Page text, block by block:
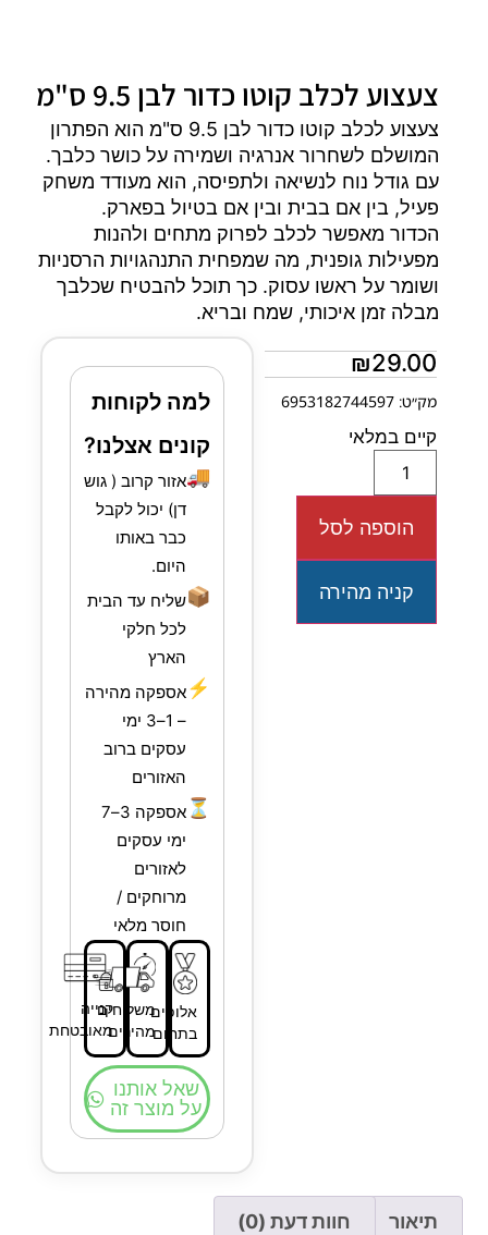
צעצוע לכלב קוטו כדור לבן 9.5 ס"מ
צעצוע לכלב קוטו כדור לבן 9.5 ס"מ הוא הפתרון
המושלם לשחרור אנרגיה ושמירה על כושר כלבך.
עם גודל נוח לנשיאה ולתפיסה, הוא מעודד משחק
פעיל, בין אם בבית ובין אם בטיול בפארק.
הכדור מאפשר לכלב לפרוק מתחים ולהנות
מפעילות גופנית, מה שמפחית התנהגויות הרסניות
ושומר על ראשו עסוק. כך תוכל להבטיח שכלבך
מבלה זמן איכותי, שמח ובריא.
₪29.00
מק״ט: 6953182744597
קיים במלאי
הוספה לסל
קניה מהירה
למה לקוחות
קונים אצלנו?
🚚אזור קרוב ( גוש
דן) יכול לקבל
כבר באותו
היום.
📦שליח עד הבית
לכל חלקי
הארץ
⚡אספקה מהירה
– 1–3 ימי
עסקים ברוב
האזורים
⏳
אספקה 3–7
ימי עסקים
לאזורים
מרוחקים /
חוסר מלאי
אלופים
בתחום
משלוחים
מהירים
קנייה
מאובטחת
שאל אותנו
על מוצר זה
תיאור חוות דעת (0)